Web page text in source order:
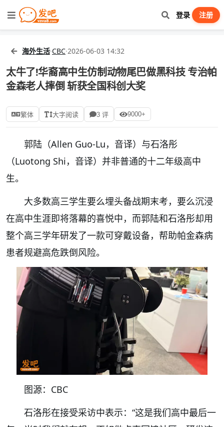
登录 注册
海外生活·CBC·2026-06-03 14:32
太牛了!华裔高中生仿制动物尾巴做黑科技 专治帕
金森老人摔倒 斩获全国科创大奖
繁体 大字阅读 3 评 9000+
郭陆（Allen Guo-Lu，音译）与石洛彤
（Luotong Shi，音译）并非普通的十二年级高中
生。
大多数高三学生要么埋头备战期末考，要么沉浸
在高中生涯即将落幕的喜悦中，而郭陆和石洛彤却用
整个高三学年研发了一款可穿戴设备，帮助帕金森病
患者规避高危跌倒风险。
图源：CBC
石洛彤在接受采访中表示：“这是我们高中最后一